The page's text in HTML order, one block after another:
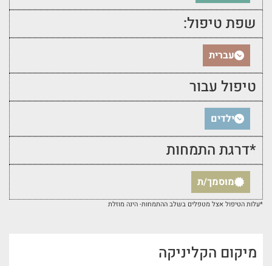
שפת טיפול:
עברית
טיפול עבור
ילדים
*דרגת התמחות
מוסמך/ת
*עלות הטיפול אצל מטפלים בשלב ההתמחות- הינה מוזלת
מיקום הקליניקה